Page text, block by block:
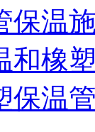
保温
和橡
保温